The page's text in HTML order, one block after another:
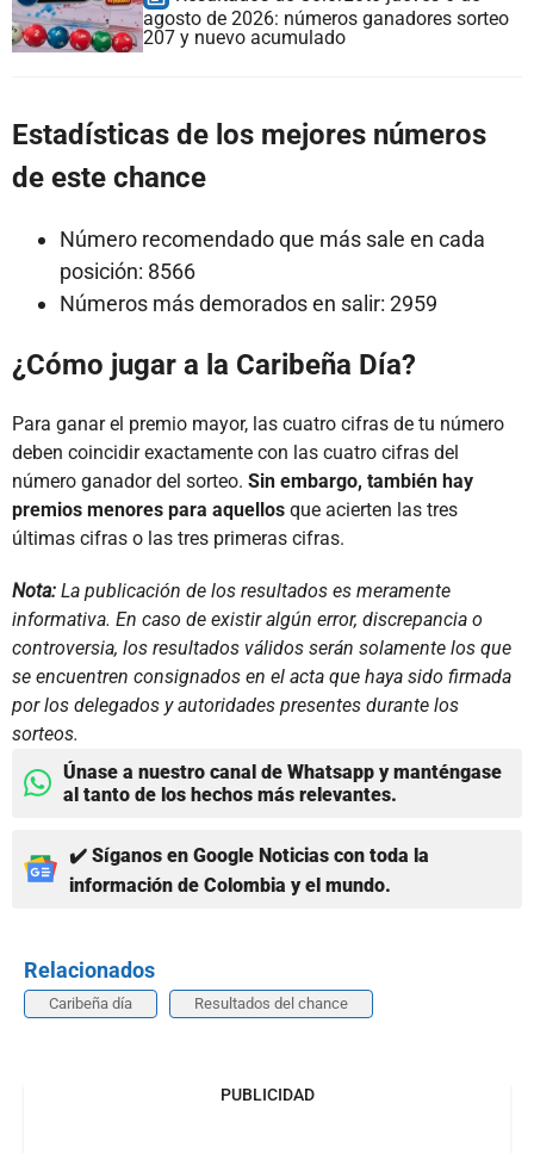
agosto de 2026: números ganadores sorteo
207 y nuevo acumulado
Estadísticas de los mejores números
de este chance
Número recomendado que más sale en cada
posición: 8566
Números más demorados en salir: 2959
¿Cómo jugar a la Caribeña Día?
Para ganar el premio mayor, las cuatro cifras de tu número
deben coincidir exactamente con las cuatro cifras del
número ganador del sorteo. Sin embargo, también hay
premios menores para aquellos que acierten las tres
últimas cifras o las tres primeras cifras.
Nota: La publicación de los resultados es meramente
informativa. En caso de existir algún error, discrepancia o
controversia, los resultados válidos serán solamente los que
se encuentren consignados en el acta que haya sido firmada
por los delegados y autoridades presentes durante los
sorteos.
Únase a nuestro canal de Whatsapp y manténgase
al tanto de los hechos más relevantes.
✔️ Síganos en Google Noticias con toda la
información de Colombia y el mundo.
Relacionados
Caribeña día Resultados del chance
PUBLICIDAD